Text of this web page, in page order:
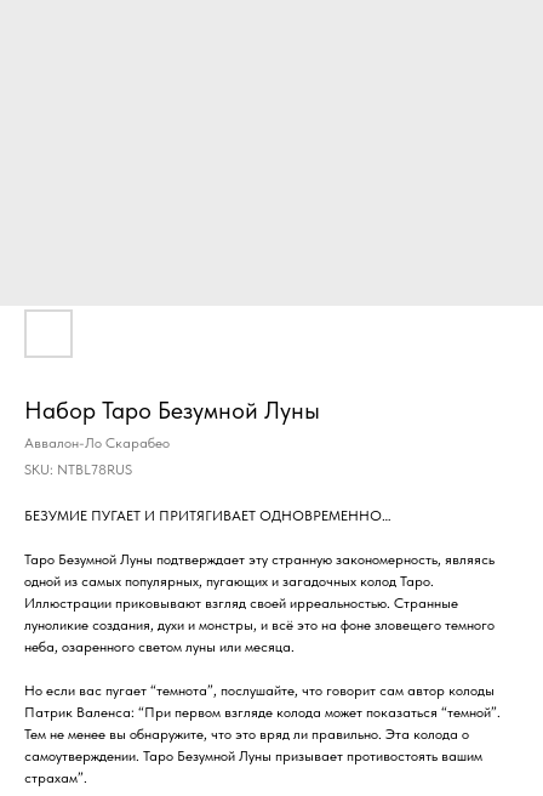
Набор Таро Безумной Луны
Аввалон-Ло Скарабео
SKU: NTBL78RUS
БЕЗУМИЕ ПУГАЕТ И ПРИТЯГИВАЕТ ОДНОВРЕМЕННО…
Таро Безумной Луны подтверждает эту странную закономерность, являясь
одной из самых популярных, пугающих и загадочных колод Таро.
Иллюстрации приковывают взгляд своей ирреальностью. Странные
луноликие создания, духи и монстры, и всё это на фоне зловещего темного
неба, озаренного светом луны или месяца.
Но если вас пугает “темнота”, послушайте, что говорит сам автор колоды
Патрик Валенса: “При первом взгляде колода может показаться “темной”.
Тем не менее вы обнаружите, что это вряд ли правильно. Эта колода о
самоутверждении. Таро Безумной Луны призывает противостоять вашим
страхам”.